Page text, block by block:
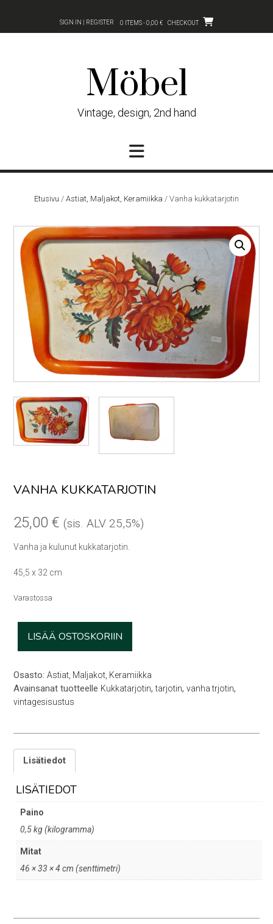
content
SIGN IN | REGISTER 0 ITEMS - 0,00 € CHECKOUT
Möbel
Vintage, design, 2nd hand
Etusivu / Astiat, Maljakot, Keramiikka / Vanha kukkatarjotin
VANHA KUKKATARJOTIN
25,00 € (sis. ALV 25,5%)
Vanha ja kulunut kukkatarjotin.
45,5 x 32 cm
Varastossa
kukkatarjotin
määrä
LISÄÄ OSTOSKORIIN
Osasto: Astiat, Maljakot, Keramiikka
Avainsanat tuotteelle Kukkatarjotin,tarjotin, vanha trjotin,
vintagesisustus
Lisätiedot
LISÄTIEDOT
Paino
0,5 kg (kilogramma)
Mitat
46 × 33 × 4 cm (senttimetri)